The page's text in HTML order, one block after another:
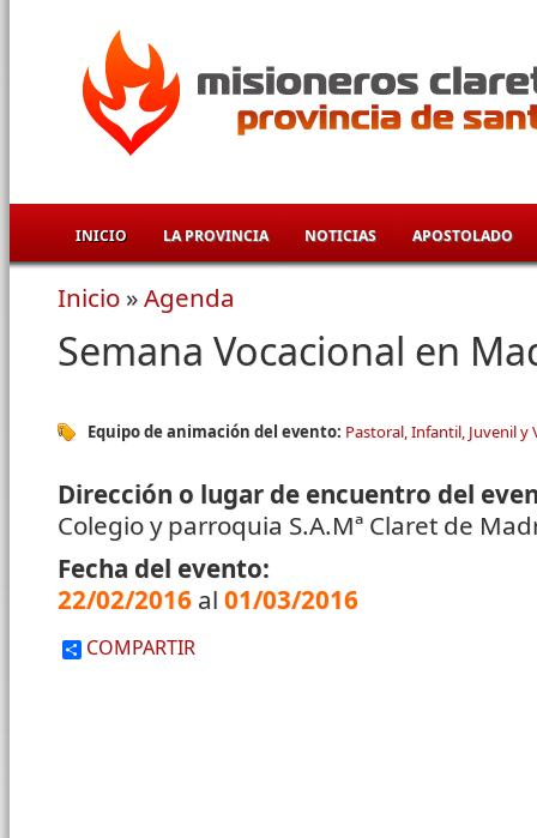
INICIO LA PROVINCIA NOTICIAS APOSTOLADO
Se encuentra usted aquí
Inicio »Agenda
Semana Vocacional en
Equipo de animación del evento: Pastoral, Infantil, Juvenil y
Dirección o lugar de encuentro del
Colegio y parroquia S.A.Mª Claret de
Fecha del evento:
22/02/2016 al 01/03/2016
COMPARTIR